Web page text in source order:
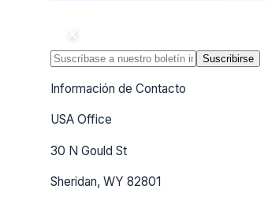
Suscribirse
Información de Contacto
USA Office
30 N Gould St
Sheridan, WY 82801